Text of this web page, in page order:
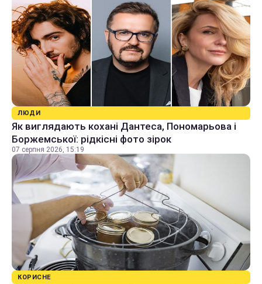
ЛЮДИ
Як виглядають кохані Дантеса, Пономарьова і
Боржемської: рідкісні фото зірок
07 серпня 2026, 15:19
КОРИСНЕ